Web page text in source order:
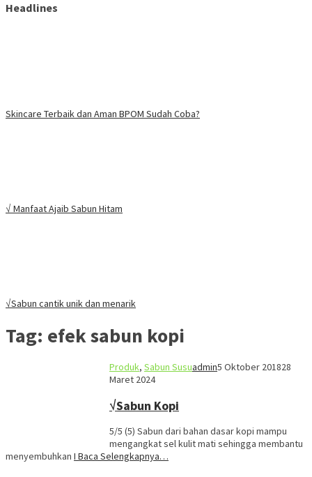
Headlines
Skincare Terbaik dan Aman BPOM Sudah Coba?
√ Manfaat Ajaib Sabun Hitam
√Sabun cantik unik dan menarik
Tag: efek sabun kopi
Produk, Sabun Susuadmin5 Oktober 201828
Maret 2024
√Sabun Kopi
5/5 (5) Sabun dari bahan dasar kopi mampu
mengangkat sel kulit mati sehingga membantu
menyembuhkan I Baca Selengkapnya…